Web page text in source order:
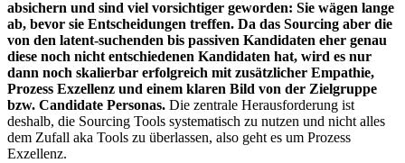
absichern und sind viel vorsichtiger geworden: Sie wägen lange
ab, bevor sie Entscheidungen treffen. Da das Sourcing aber die
von den latent-suchenden bis passiven Kandidaten eher genau
diese noch nicht entschiedenen Kandidaten hat, wird es nur
dann noch skalierbar erfolgreich mit zusätzlicher Empathie,
Prozess Exzellenz und einem klaren Bild von der Zielgruppe
bzw. Candidate Personas. Die zentrale Herausforderung ist
deshalb, die Sourcing Tools systematisch zu nutzen und nicht alles
dem Zufall aka Tools zu überlassen, also geht es um Prozess
Exzellenz.